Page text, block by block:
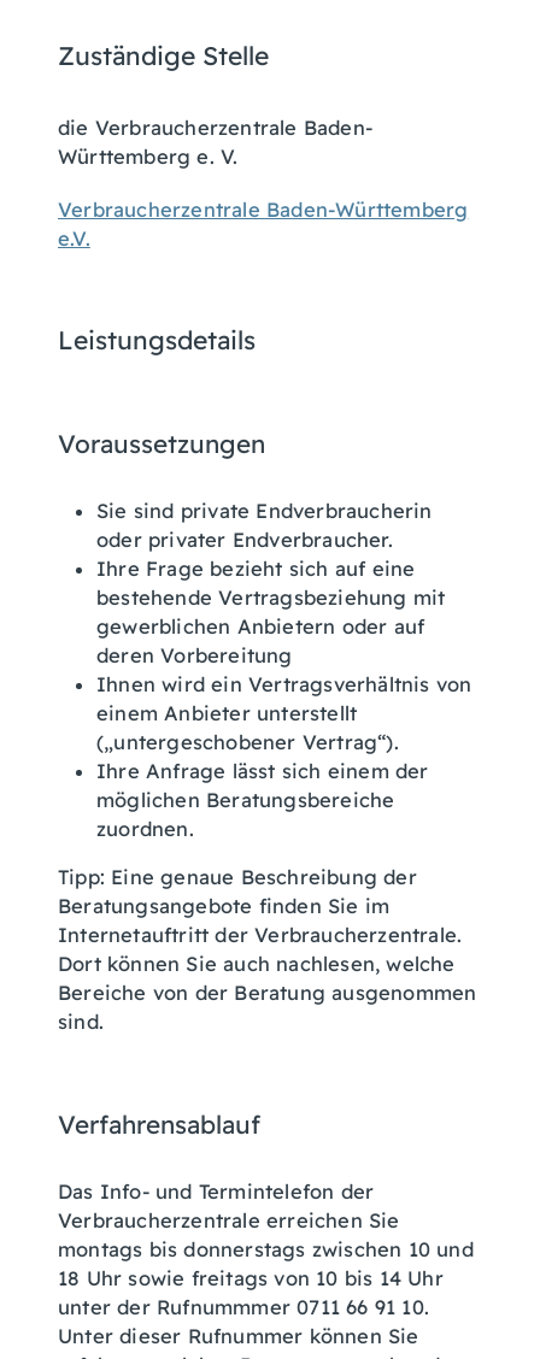
Zuständige Stelle
die Verbraucherzentrale Baden-
Württemberg e. V.
Verbraucherzentrale Baden-Württemberg
e.V.
Leistungsdetails
Voraussetzungen
Sie sind private Endverbraucherin
oder privater Endverbraucher.
Ihre Frage bezieht sich auf eine
bestehende Vertragsbeziehung mit
gewerblichen Anbietern oder auf
deren Vorbereitung
Ihnen wird ein Vertragsverhältnis von
einem Anbieter unterstellt
(„untergeschobener Vertrag“).
Ihre Anfrage lässt sich einem der
möglichen Beratungsbereiche
zuordnen.
Tipp: Eine genaue Beschreibung der
Beratungsangebote finden Sie im
Internetauftritt der Verbraucherzentrale.
Dort können Sie auch nachlesen, welche
Bereiche von der Beratung ausgenommen
sind.
Verfahrensablauf
Das Info- und Termintelefon der
Verbraucherzentrale erreichen Sie
montags bis donnerstags zwischen 10 und
18 Uhr sowie freitags von 10 bis 14 Uhr
unter der Rufnummmer 0711 66 91 10.
Unter dieser Rufnummer können Sie